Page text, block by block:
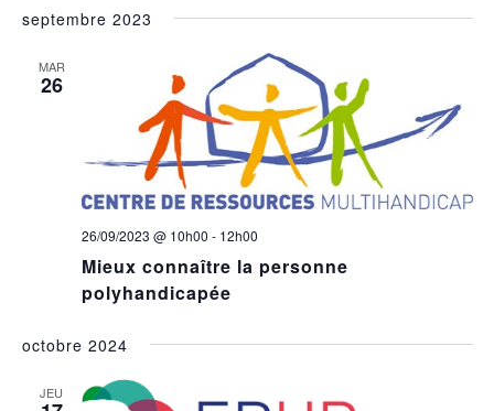
septembre 2023
MAR
26
Mieux connaître la personne
polyhandicapée
26/09/2023 @ 10h00 - 12h00
octobre 2024
JEU